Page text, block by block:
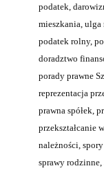
podatek,
mieszkania, ulga
podatek rolny,
doradztwo
porady prawne
reprezentacja
prawna spółek,
przekształcanie
należności,
sprawy rodzinne,